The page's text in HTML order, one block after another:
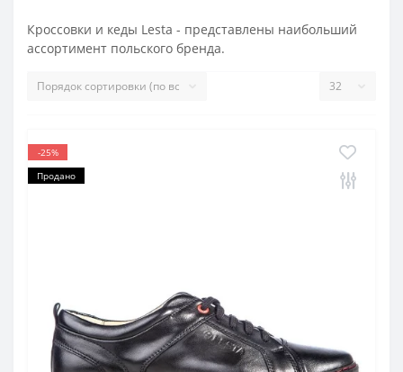
Кроссовки и кеды Lesta - представлены наибольший
ассортимент польского бренда.
-25%
Продано